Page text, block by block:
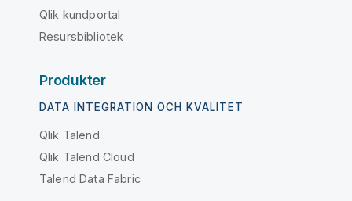
Qlik kundportal
Resursbibliotek
Produkter
DATA INTEGRATION OCH KVALITET
Qlik Talend
Qlik Talend Cloud
Talend Data Fabric